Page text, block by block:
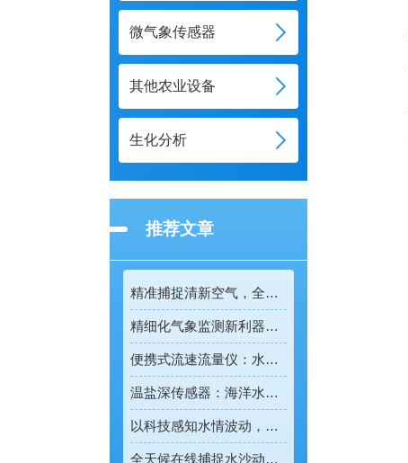
微气象传感器
其他农业设备
生化分析
推荐文章
精准捕捉清新空气，全彩屏一体化负氧离子监测站量化生态优势
精细化气象监测新利器！雨雾滴谱仪精准识别各类雨雪雾天气
便携式流速流量仪：水文野外勘测的便携智能检测利器
温盐深传感器：海洋水环境智能监测的核心感知设备
以科技感知水情波动，河道水位监测站守护流域河道安全
全天候在线捕捉水沙动态，智能光电测沙仪守护水域水沙安全